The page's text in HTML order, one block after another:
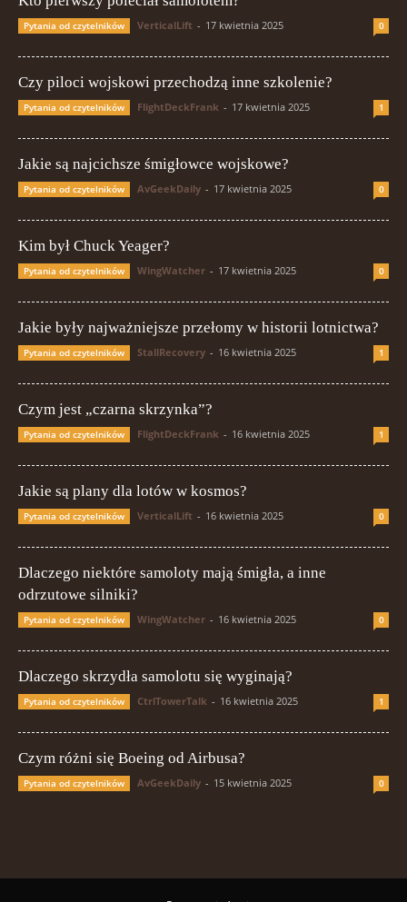
Pytania od czytelników VerticalLift - 17 kwietnia 2025 0
Czy piloci wojskowi przechodzą inne szkolenie?
Pytania od czytelników FlightDeckFrank - 17 kwietnia 2025 1
Jakie są najcichsze śmigłowce wojskowe?
Pytania od czytelników AvGeekDaily - 17 kwietnia 2025 0
Kim był Chuck Yeager?
Pytania od czytelników WingWatcher - 17 kwietnia 2025 0
Jakie były najważniejsze przełomy w historii lotnictwa?
Pytania od czytelników StallRecovery - 16 kwietnia 2025 1
Czym jest „czarna skrzynka”?
Pytania od czytelników FlightDeckFrank - 16 kwietnia 2025 1
Jakie są plany dla lotów w kosmos?
Pytania od czytelników VerticalLift - 16 kwietnia 2025 0
Dlaczego niektóre samoloty mają śmigła, a inne
odrzutowe silniki?
Pytania od czytelników WingWatcher - 16 kwietnia 2025 0
Dlaczego skrzydła samolotu się wyginają?
Pytania od czytelników CtrlTowerTalk - 16 kwietnia 2025 1
Czym różni się Boeing od Airbusa?
Pytania od czytelników AvGeekDaily - 15 kwietnia 2025 0